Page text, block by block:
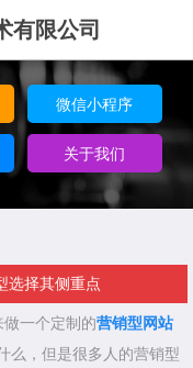
有限公司
微信小程序
关于我们
选择其侧重点
一个定制的营销型网站
么，但是很多人的营销型